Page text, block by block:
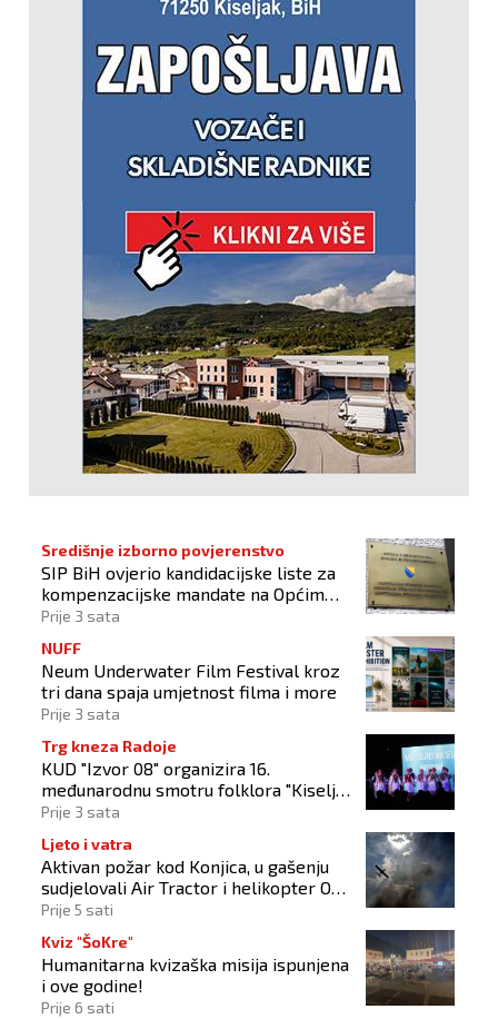
Središnje izborno povjerenstvo
SIP BiH ovjerio kandidacijske liste za
kompenzacijske mandate na Općim
izborima 2026
Prije 3 sata
NUFF
Neum Underwater Film Festival kroz
tri dana spaja umjetnost filma i more
Prije 3 sata
Trg kneza Radoje
KUD "Izvor 08" organizira 16.
međunarodnu smotru folklora "Kiseljak
2026"
Prije 3 sata
Ljeto i vatra
Aktivan požar kod Konjica, u gašenju
sudjelovali Air Tractor i helikopter OS-
a BiH
Prije 5 sati
Kviz "ŠoKre"
Humanitarna kvizaška misija ispunjena
i ove godine!
Prije 6 sati